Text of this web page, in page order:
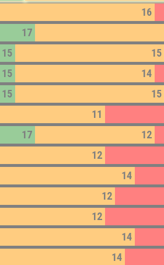
16
17
15 15
15 14
15 15
11
17 12
12
14
12
12
14
14